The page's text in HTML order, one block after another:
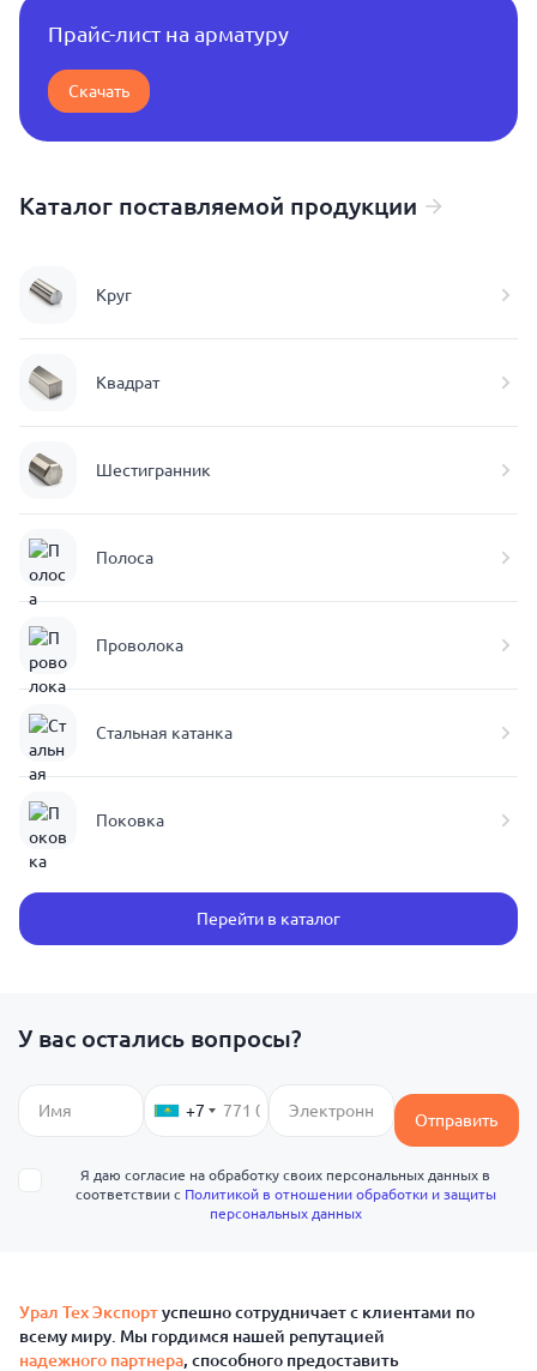
Прайс-лист на арматуру
Скачать
Каталог поставляемой продукции
Круг
Квадрат
Шестигранник
Полоса
Проволока
Стальная катанка
Поковка
Перейти в каталог
У вас остались вопросы?
+7 Отправить
Я даю согласие на обработку своих персональных данных в
соответствии с Политикой в отношении обработки и защиты
персональных данных
Урал Тех Экспортуспешно сотрудничает с клиентами по
всему миру. Мы гордимся нашей репутацией
надежного партнера, способного предоставить